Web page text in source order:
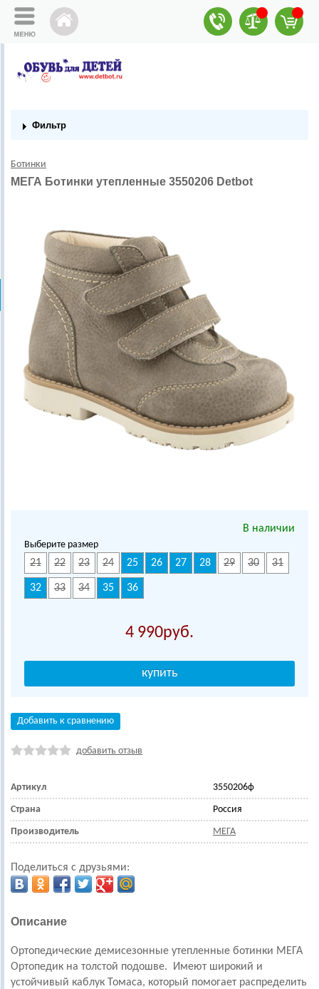
Фильтр
Ботинки
МЕГА Ботинки утепленные 3550206 Detbot
В наличии
Выберите размер
21 22 23 24 25 26 27 28 29 30 31
32 33 34 35 36
4 990
Добавить к сравнению
добавить отзыв
Артикул 3550206ф
Страна Россия
Производитель МЕГА
Поделиться с друзьями:
Описание
Ортопедические демисезонные утепленные ботинки МЕГА
Ортопедик на толстой подошве. Имеют широкий и
устойчивый каблук Томаса, который помогает распределить